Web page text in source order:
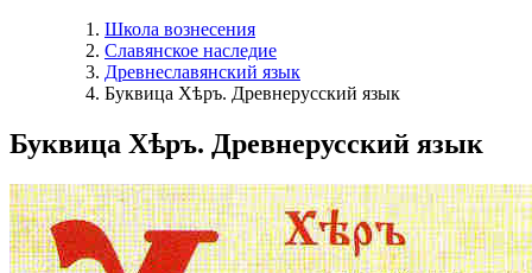
Школа вознесения
Славянское наследие
Древнеславянский язык
Буквица Хѣръ. Древнерусский язык
Буквица Хѣръ. Древнерусский язык